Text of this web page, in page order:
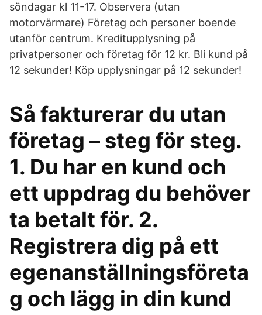
söndagar kl 11-17. Observera (utan
motorvärmare) Företag och personer boende
utanför centrum. Kreditupplysning på
privatpersoner och företag för 12 kr. Bli kund på
12 sekunder​! Köp upplysningar på 12 sekunder!
Så fakturerar du utan
företag – steg för steg.
1. Du har en kund och
ett uppdrag du behöver
ta betalt för. 2.
Registrera dig på ett
egenanställningsföreta
g och lägg in din kund